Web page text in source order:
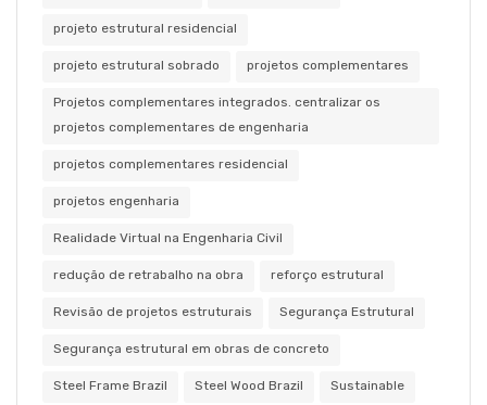
projeto estrutural residencial
projeto estrutural sobrado projetos complementares
Projetos complementares integrados. centralizar os
projetos complementares de engenharia
projetos complementares residencial
projetos engenharia
Realidade Virtual na Engenharia Civil
redução de retrabalho na obra reforço estrutural
Revisão de projetos estruturais Segurança Estrutural
Segurança estrutural em obras de concreto
Steel Frame Brazil Steel Wood Brazil Sustainable